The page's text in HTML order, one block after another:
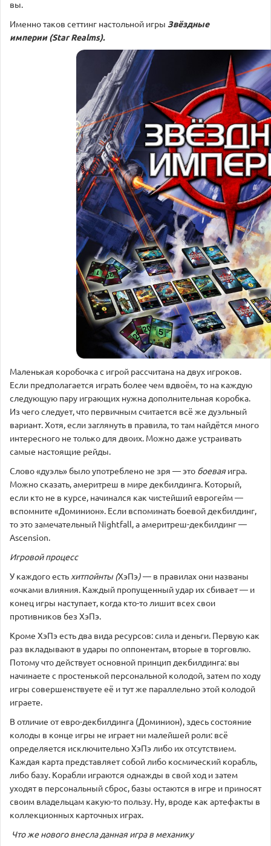
вы.
Именно таков сеттинг настольной игры Звёздные
империи (Star Realms).
Маленькая коробочка с игрой рассчитана на двух игроков.
Если предполагается играть более чем вдвоём, то на каждую
следующую пару играющих нужна дополнительная коробка.
Из чего следует, что первичным считается всё же дуэльный
вариант. Хотя, если заглянуть в правила, то там найдётся много
интересного не только для двоих. Можно даже устраивать
самые настоящие рейды.
Слово «дуэль» было употреблено не зря — это боеваяигра.
Можно сказать, америтреш в мире декбилдинга. Который,
если кто не в курсе, начинался как чистейший еврогейм —
вспомните «Доминион». Если вспоминать боевой декбилдинг,
то это замечательный Nightfall, а америтреш-декбилдинг —
Ascension.
Игровой процесс
У каждого есть хитпойнты (ХэПэ)— в правилах они названы
«очками влияния. Каждый пропущенный удар их сбивает — и
конец игры наступает, когда кто-то лишит всех свои
противников без ХэПэ.
Кроме ХэПэ есть два вида ресурсов: сила и деньги. Первую как
раз вкладывают в удары по оппонентам, вторые в торговлю.
Потому что действует основной принцип декбилдинга: вы
начинаете с простенькой персональной колодой, затем по ходу
игры совершенствуете её и тут же параллельно этой колодой
играете.
В отличие от евро-декбилдинга (Доминион), здесь состояние
колоды в конце игры не играет ни малейшей роли: всё
определяется исключительно ХэПэ либо их отсутствием.
Каждая карта представляет собой либо космический корабль,
либо базу. Корабли играются однажды в свой ход и затем
уходят в персональный сброс, базы остаются в игре и приносят
своим владельцам какую-то пользу. Ну, вроде как артефакты в
коллекционных карточных играх.
Что же нового внесла данная игра в механику